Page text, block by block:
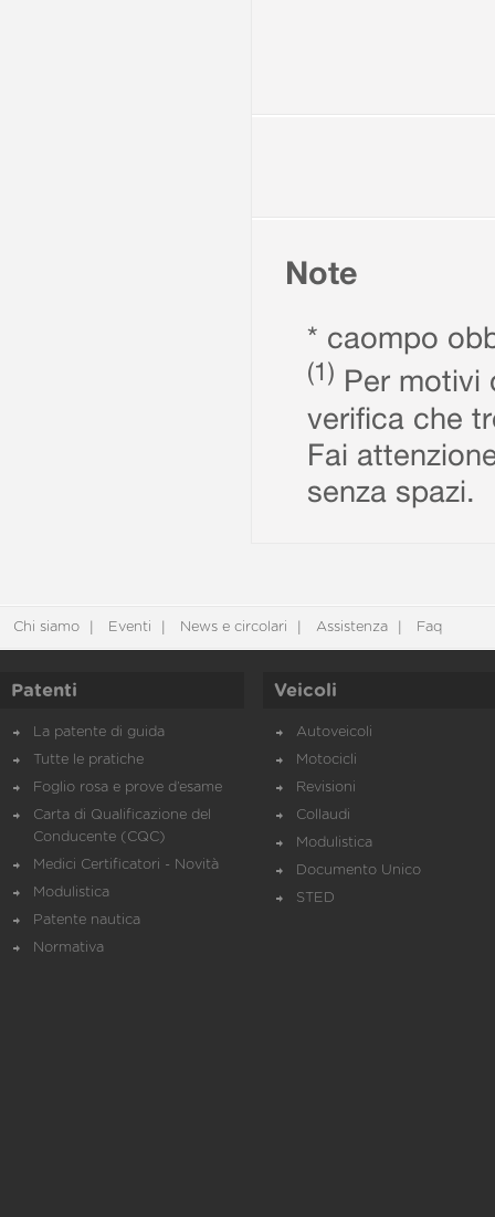
Note
* caompo
(1) Per motivi
verifica che
Fai
senza spazi.
Chi siamo Eventi News e circolari Assistenza Faq
Patenti
La patente di guida
Tutte le pratiche
Foglio rosa e prove d’esame
Carta di Qualificazione del
Conducente (CQC)
Medici Certificatori - Novità
Modulistica
Patente nautica
Normativa
Veicoli
Autoveicoli
Motocicli
Revisioni
Collaudi
Modulistica
Documento Unico
STED